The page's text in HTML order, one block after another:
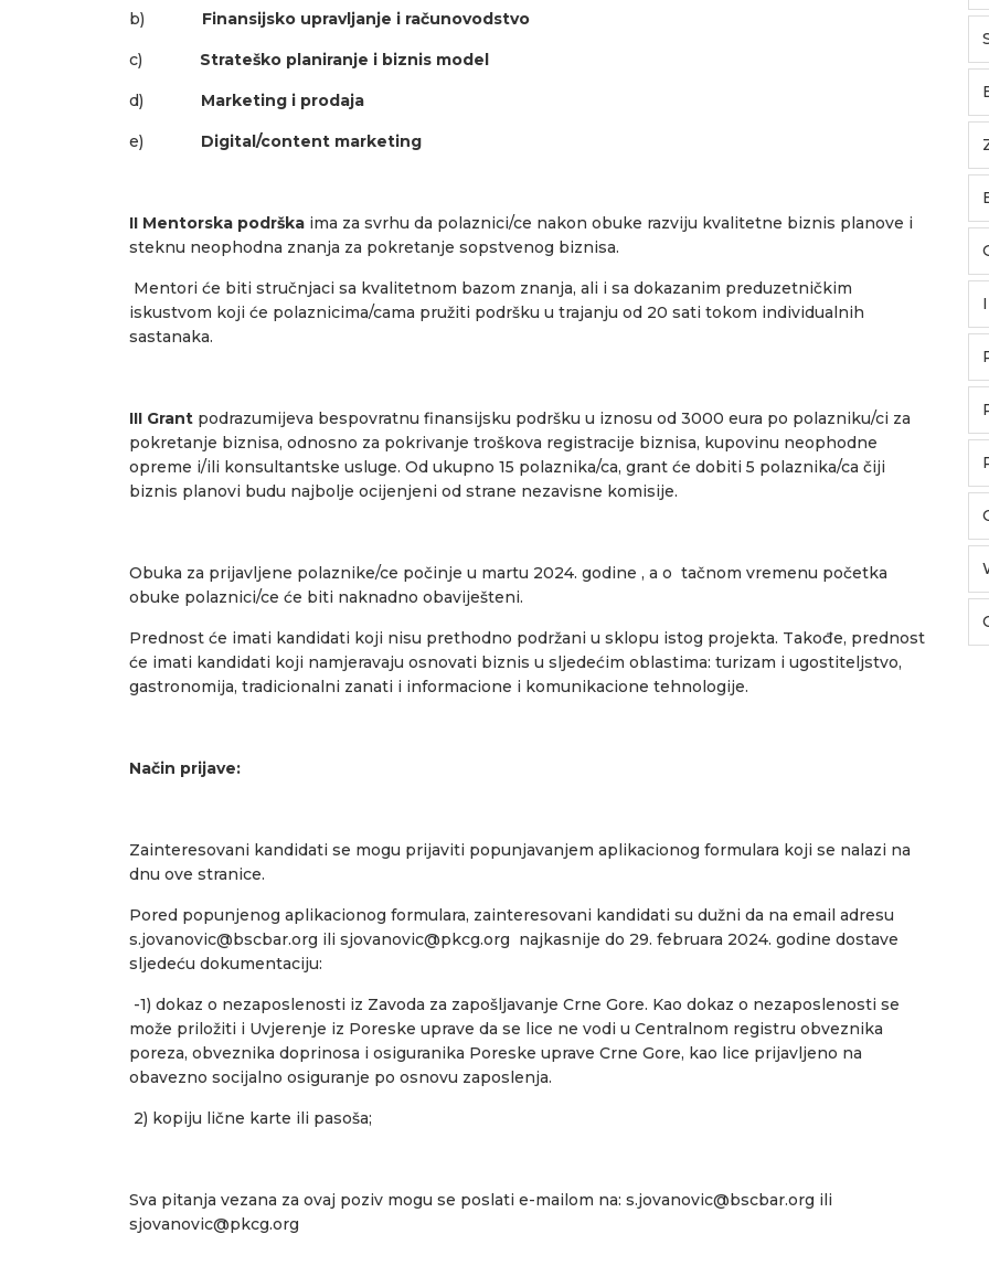
b) Finansijsko upravljanje i računovodstvo
c) Strateško planiranje i biznis model
d) Marketing i prodaja
e) Digital/content marketing
II Mentorska podrška ima za svrhu da polaznici/ce nakon obuke razviju kvalitetne biznis planove i
steknu neophodna znanja za pokretanje sopstvenog biznisa.
Mentori će biti stručnjaci sa kvalitetnom bazom znanja, ali i sa dokazanim preduzetničkim
iskustvom koji će polaznicima/cama pružiti podršku u trajanju od 20 sati tokom individualnih
sastanaka.
III Grant podrazumijeva bespovratnu finansijsku podršku u iznosu od 3000 eura po polazniku/ci za
pokretanje biznisa, odnosno za pokrivanje troškova registracije biznisa, kupovinu neophodne
opreme i/ili konsultantske usluge. Od ukupno 15 polaznika/ca, grant će dobiti 5 polaznika/ca čiji
biznis planovi budu najbolje ocijenjeni od strane nezavisne komisije.
Obuka za prijavljene polaznike/ce počinje u martu 2024. godine , a o tačnom vremenu početka
obuke polaznici/ce će biti naknadno obaviješteni.
Prednost će imati kandidati koji nisu prethodno podržani u sklopu istog projekta. Takođe, prednost
će imati kandidati koji namjeravaju osnovati biznis u sljedećim oblastima: turizam i ugostiteljstvo,
gastronomija, tradicionalni zanati i informacione i komunikacione tehnologije.
Način prijave:
Zainteresovani kandidati se mogu prijaviti popunjavanjem aplikacionog formulara koji se nalazi na
dnu ove stranice.
Pored popunjenog aplikacionog formulara, zainteresovani kandidati su dužni da na email adresu
s.jovanovic@bscbar.org ili sjovanovic@pkcg.org najkasnije do 29. februara 2024. godine dostave
sljedeću dokumentaciju:
-1) dokaz o nezaposlenosti iz Zavoda za zapošljavanje Crne Gore. Kao dokaz o nezaposlenosti se
može priložiti i Uvjerenje iz Poreske uprave da se lice ne vodi u Centralnom registru obveznika
poreza, obveznika doprinosa i osiguranika Poreske uprave Crne Gore, kao lice prijavljeno na
obavezno socijalno osiguranje po osnovu zaposlenja.
2) kopiju lične karte ili pasoša;
Sva pitanja vezana za ovaj poziv mogu se poslati e-mailom na: s.jovanovic@bscbar.org ili
sjovanovic@pkcg.org